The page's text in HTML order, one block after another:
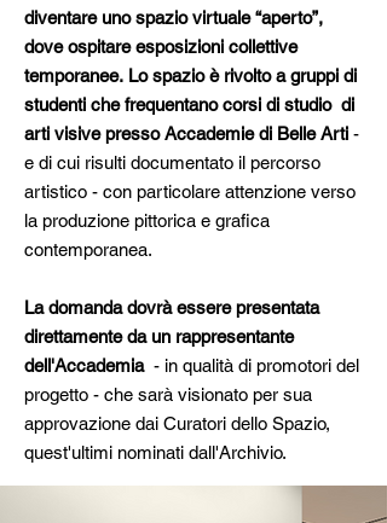
diventare uno spazio virtuale “aperto”,
dove ospitare esposizioni collettive
temporanee. Lo spazio è rivolto a gruppi di
studenti che frequentano corsi di studio di
arti visive presso Accademie di Belle Arti -
e di cui risulti documentato il percorso
artistico - con particolare attenzione verso
la produzione pittorica e grafica
contemporanea.
La domanda dovrà essere presentata
direttamente da un rappresentante
dell'Accademia - in qualità di promotori del
progetto - che sarà visionato per sua
approvazione dai Curatori dello Spazio,
quest'ultimi nominati dall'Archivio.